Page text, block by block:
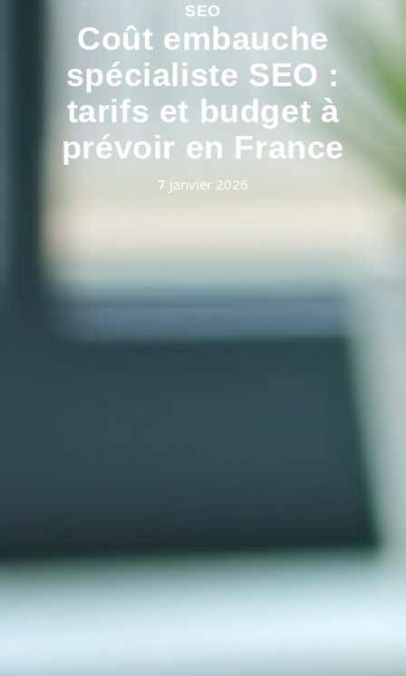
SEO
Coût embauche
spécialiste SEO :
tarifs et budget à
prévoir en France
7 janvier 2026